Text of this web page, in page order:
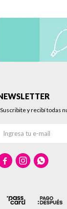
y recibí todas
  